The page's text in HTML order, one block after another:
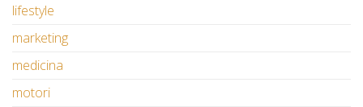
lifestyle
marketing
medicina
motori